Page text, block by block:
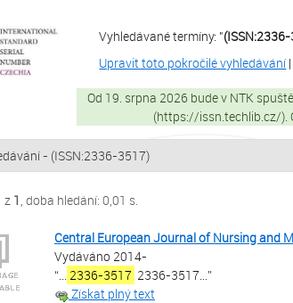
Vyhledávané termíny: "
Upravit toto pokročilé vyhledávání
Od 19. srpna 2026 bude v NTK
(https://issn.techlib.cz/).
- (ISSN:2336-3517)
z 1 , doba hledání: 0,01 s.
Central European Journal of Nursing and
Vydáváno 2014-
“... 2336-3517 2336-3517...”
Získat plný text